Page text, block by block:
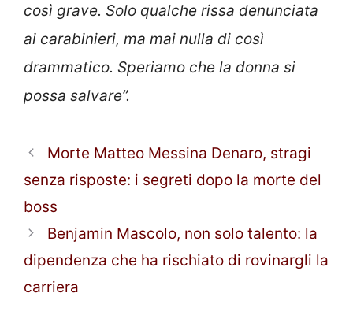
così grave. Solo qualche rissa denunciata
ai carabinieri, ma mai nulla di così
drammatico. Speriamo che la donna si
possa salvare”.
Morte Matteo Messina Denaro, stragi
senza risposte: i segreti dopo la morte del
boss
Benjamin Mascolo, non solo talento: la
dipendenza che ha rischiato di rovinargli la
carriera